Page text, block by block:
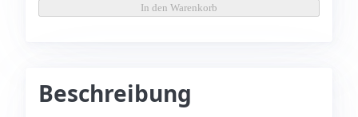
In den Warenkorb
Beschreibung